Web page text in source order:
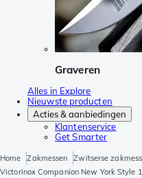
Graveren
Alles in Explore
Nieuwste producten
Acties & aanbiedingen
Klantenservice
Get Smarter
Home Zakmessen
Zwitserse
Victorinox Companion New York Style